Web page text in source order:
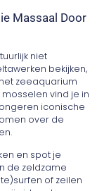
Massaal Door
niet
bekijken,
zeeaquarium
vind je in
iconische
over de
en spot je
de zeldzame
of zeilen